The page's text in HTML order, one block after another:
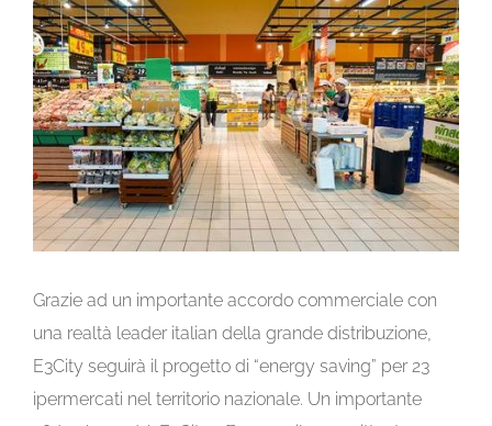
Larger
Image
Grazie ad un importante accordo commerciale con
una realtà leader italian della grande distribuzione,
E3City seguirà il progetto di “energy saving” per 23
ipermercati nel territorio nazionale. Un importante